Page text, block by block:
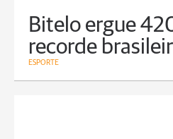
Bitelo ergue
recorde
ESPORTE